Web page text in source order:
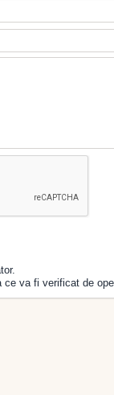
ce va fi verificat de